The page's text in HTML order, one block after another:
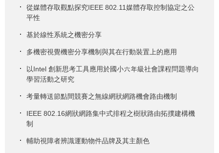
從媒體存取觀點探究IEEE 802.11媒體存取控制協定之公
平性
基於線性系統之機密分享
多機密視覺機密分享機制與其在行動裝置上的應用
以Intel 創新思考工具應用於國小六年級社會課程問題導向
學習活動之研究
考量轉送節點間競賽之無線網狀網路機會路由機制
IEEE 802.16網狀網路集中式排程之樹狀路由拓撲建構機
制
輔助視障者辨識運動物件品牌及其主顏色